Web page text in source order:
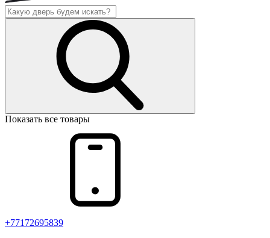
Показать все товары
+77172695839